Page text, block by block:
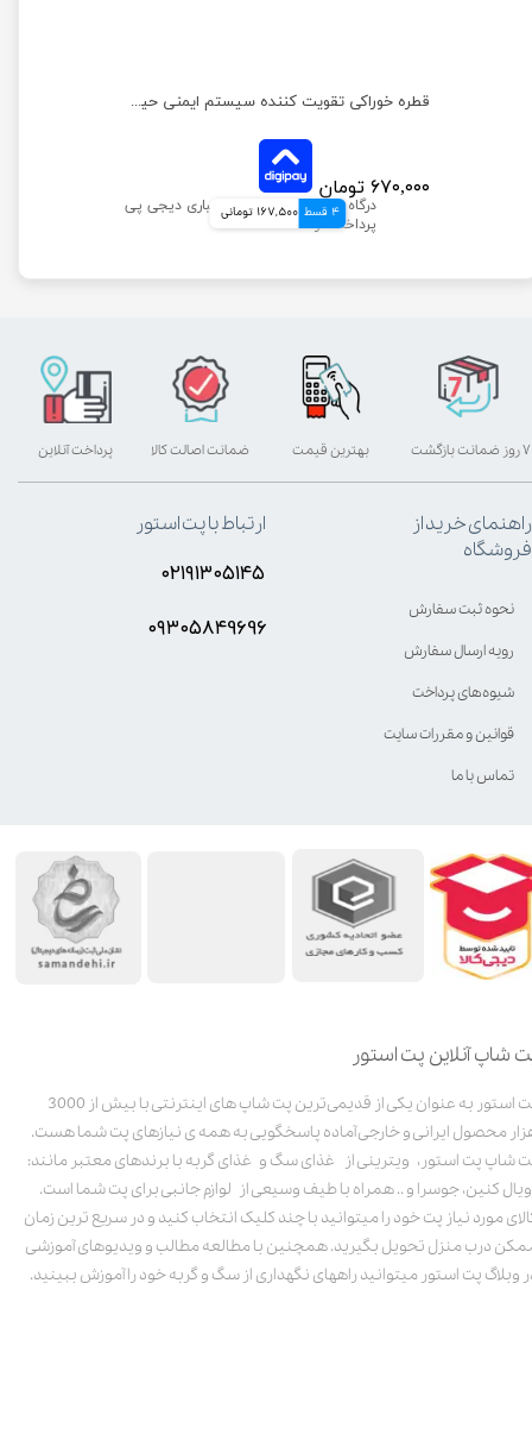
قطره خوراکی تقویت کننده سیستم ایمنی حیوانات ایمونو پروپوفیت حجم 30 میلی لیتر
۶۷۰,۰۰۰ تومان
4 قسط 167,500 تومانی
شاپ آنلاین پت استور
پت استور به عنوان یکی از قدیمی‌ترین پت شاپ های اینترنتی با بیش از 3000
محصول ایرانی و خارجی آماده پاسخگویی به همه ی نیازهای پت شما هست.
شاپ پت استور، ویترینی از غذای سگ و غذای گربه با برندهای معتبر مانند:
کنین، جوسرا و .. همراه با طیف وسیعی از لوازم جانبی برای پت شما است.
مورد نیاز پت خود را میتوانید با چند کلیک انتخاب کنید و در سریع ترین زمان
درب منزل تحویل بگیرید. همچنین با مطالعه مطالب و ویدیوهای آموزشی
وبلاگ پت استور میتوانید راههای نگهداری از سگ و گربه خود را آموزش ببینید.
بهترین قیمت پرداخت آنلاین ۷ روز ضمانت بازگشت ضمانت اصالت کالا
راهنمای خرید از
فروشگاه
نحوه ثبت سفارش
رویه ارسال سفارش
شیوه‌های پرداخت
قوانین و مقررات سایت
تماس با ما
ارتباط با پت استور
۰۲۱۹۱۳۰۵۱۴۵
۰۹۳۰۵8۴9696